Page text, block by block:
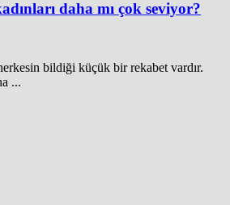
daha mı çok seviyor?
bildiği küçük bir rekabet vardır.
...